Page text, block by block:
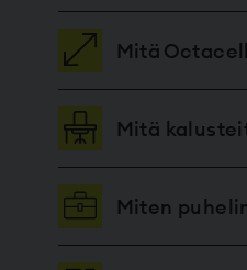
Mitä
Mitä
Miten